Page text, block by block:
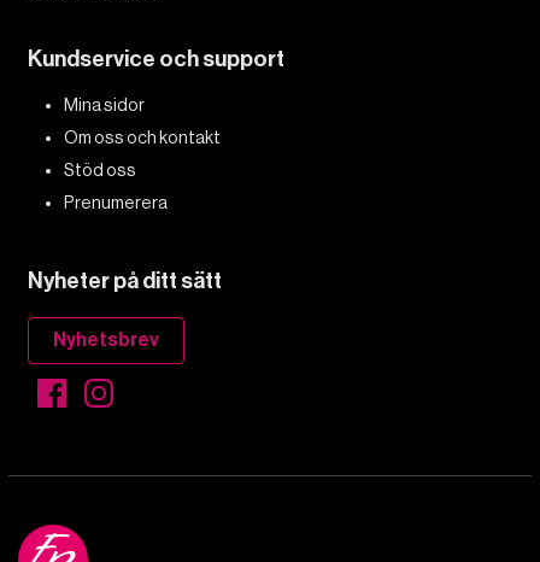
Kundservice och support
Mina sidor
Om oss och kontakt
Stöd oss
Prenumerera
Nyheter på ditt sätt
Nyhetsbrev